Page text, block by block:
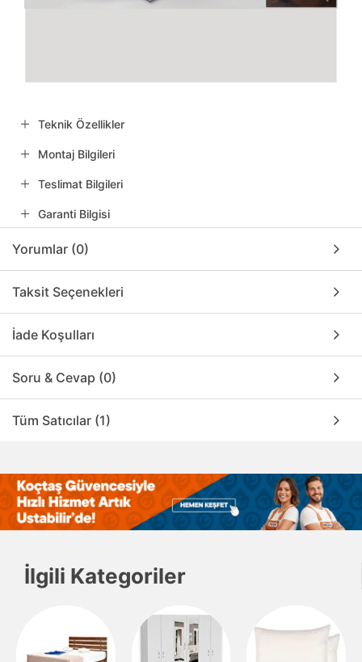
Teknik Özellikler
Montaj Bilgileri
Teslimat Bilgileri
Garanti Bilgisi
Yorumlar (0)
Taksit Seçenekleri
İade Koşulları
Soru & Cevap (0)
Tüm Satıcılar (1)
İlgili Kategoriler